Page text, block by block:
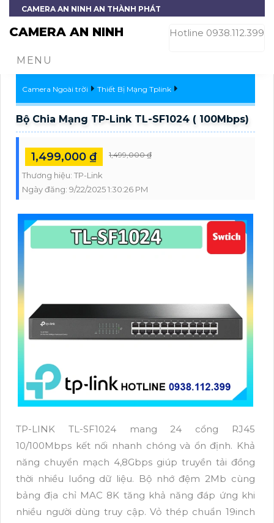
CAMERA AN NINH AN THÀNH PHÁT
CAMERA AN NINH Hotline 0938.112.399
MENU
Camera Ngoài trời Thiết Bị Mạng Tplink
Bộ Chia Mạng TP-Link TL-SF1024 ( 100Mbps)
1,499,000 ₫ 1,499,000 ₫
Thương hiệu: TP-Link
Ngày đăng: 9/22/2025 1:30:26 PM
TP-LINK TL-SF1024 mang 24 cổng RJ45
10/100Mbps kết nối nhanh chóng và ổn định. Khả
năng chuyển mạch 4,8Gbps giúp truyền tải đồng
thời nhiều luồng dữ liệu. Bộ nhớ đệm 2Mb cùng
bảng địa chỉ MAC 8K tăng khả năng đáp ứng khi
nhiều người dùng truy cập. Vỏ thép chuẩn 19inch